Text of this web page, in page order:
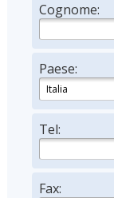
Cognome:
Paese:
Tel:
Fax: